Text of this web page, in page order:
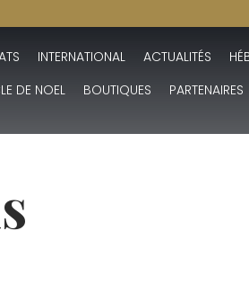
INTERNATIONAL ACTUALITÉS
DE NOEL BOUTIQUES PARTENAIRES